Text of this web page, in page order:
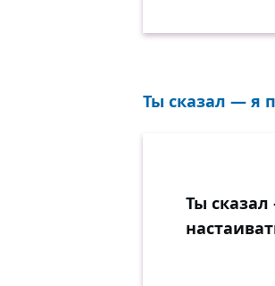
Ты сказал — я
Ты